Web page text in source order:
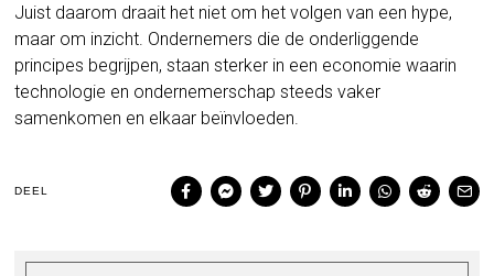
Juist daarom draait het niet om het volgen van een hype,
maar om inzicht. Ondernemers die de onderliggende
principes begrijpen, staan sterker in een economie waarin
technologie en ondernemerschap steeds vaker
samenkomen en elkaar beïnvloeden.
DEEL